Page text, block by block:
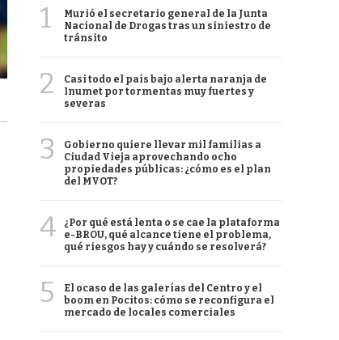
1
Murió el secretario general de la Junta
Nacional de Drogas tras un siniestro de
tránsito
2
Casi todo el país bajo alerta naranja de
Inumet por tormentas muy fuertes y
severas
3
Gobierno quiere llevar mil familias a
Ciudad Vieja aprovechando ocho
propiedades públicas: ¿cómo es el plan
del MVOT?
4
¿Por qué está lenta o se cae la plataforma
e-BROU, qué alcance tiene el problema,
qué riesgos hay y cuándo se resolverá?
5
El ocaso de las galerías del Centro y el
boom en Pocitos: cómo se reconfigura el
mercado de locales comerciales